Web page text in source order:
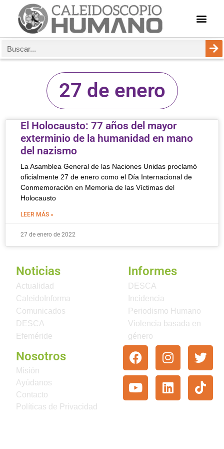
27 de enero
El Holocausto: 77 años del mayor
exterminio de la humanidad en mano
del nazismo
La Asamblea General de las Naciones Unidas proclamó
oficialmente 27 de enero como el Día Internacional de
Conmemoración en Memoria de las Víctimas del
Holocausto
LEER MÁS »
27 de enero de 2022
Noticias
Actualidad
CaleidoInforma
Comunicados
DESCA
Efeméride
Informes
DESCA
Incidencia
Periodismo Humano
Violencia basada en
género
Nosotros
Misión
Ayúdanos
Contacto
Políticas de Privacidad